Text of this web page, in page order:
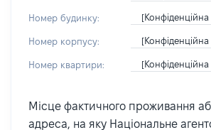
Номер будинку:
Номер корпусу:
Номер квартири:
Місце фактичного проживання
адреса, на яку Національне